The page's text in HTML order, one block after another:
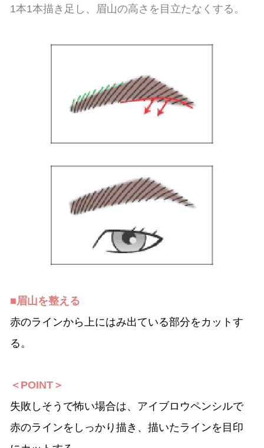
1本1本描き足し、眉山の高さを目立たなくする。
■眉山を整える
赤のラインから上にはみ出ている部分をカットす
る。
＜POINT＞
失敗しそうで怖い場合は、アイブロウペンシルで
赤のラインをしっかり描き、描いたラインを目印